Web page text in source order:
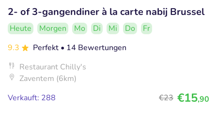
2- of 3-gangendiner à la carte nabij Brussel
Heute Morgen Mo Di Mi Do
Fr
9.3
Perfekt • 14 Bewertungen
Restaurant Chilly's
Zaventem (6km)
Verkauft: 288
€23 €15,90